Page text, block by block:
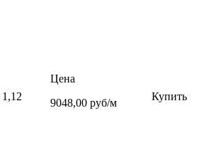
1,12
Цена
9048,00 руб/м
Купить